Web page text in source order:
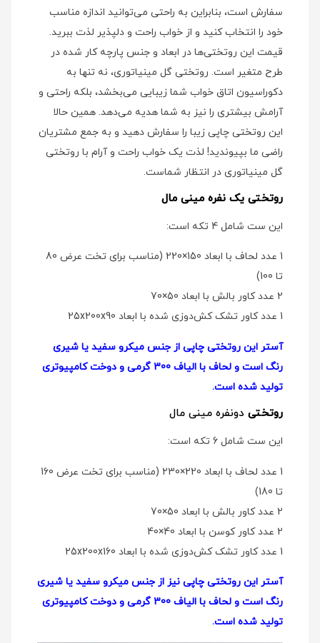
سفارش است، بنابراین به راحتی می‌توانید اندازه مناسب
خود را انتخاب کنید و از خواب راحت و دلپذیر لذت ببرید.
قیمت این روتختی‌ها در ابعاد و جنس پارچه کار شده در
طرح متغیر است. روتختی گل مینیاتوری، نه تنها به
دکوراسیون اتاق خواب شما زیبایی می‌بخشد، بلکه راحتی و
آرامش بیشتری را نیز به شما هدیه می‌دهد. همین حالا
این روتختی چاپی زیبا را سفارش دهید و به جمع مشتریان
راضی ما بپیوندید! لذت یک خواب راحت و آرام با روتختی
گل مینیاتوری در انتظار شماست.
روتختی یک نفره مینی مال
این ست شامل 4 تکه است:
1 عدد لحاف با ابعاد 150×220 (مناسب برای تخت عرض 80
تا 100)
2 عدد کاور بالش با ابعاد 50×70
1 عدد کاور تشک کش‌دوزی شده با ابعاد 25x200x90
آستر این روتختی چاپی از جنس میکرو سفید یا شیری
رنگ است و لحاف با الیاف 300 گرمی و دوخت کامپیوتری
تولید شده است.
روتختی دو‌نفره مینی مال
این ست شامل 6 تکه است:
1 عدد لحاف با ابعاد 220×230 (مناسب برای تخت عرض 160
تا 180)
2 عدد کاور بالش با ابعاد 50×70
2 عدد کاور کوسن با ابعاد 40×40
1 عدد کاور تشک کش‌دوزی شده با ابعاد 25x200x160
آستر این روتختی چاپی نیز از جنس میکرو سفید یا شیری
رنگ است و لحاف با الیاف 300 گرمی و دوخت کامپیوتری
تولید شده است.